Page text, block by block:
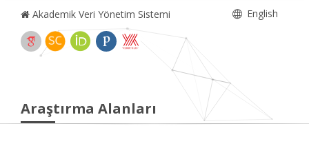
Akademik Veri Yönetim Sistemi English
Araştırma Alanları